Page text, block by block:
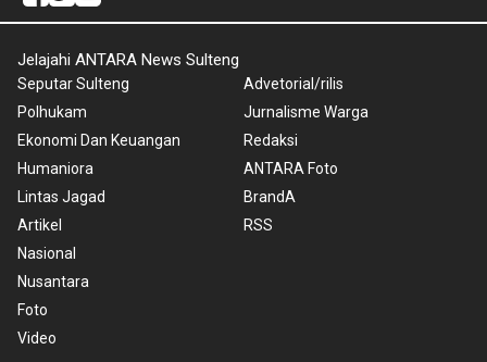
Jelajahi ANTARA News Sulteng
Seputar Sulteng
Polhukam
Ekonomi Dan Keuangan
Humaniora
Lintas Jagad
Artikel
Nasional
Nusantara
Foto
Video
Advetorial/rilis
Jurnalisme Warga
Redaksi
ANTARA Foto
BrandA
RSS